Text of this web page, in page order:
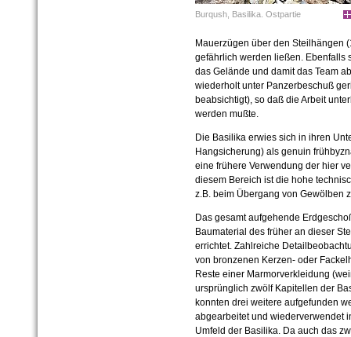
Burqush, Basilika. Ostpartie
Mauerzügen über den Steilhängen
gefährlich werden ließen. Ebenfalls
das Gelände und damit das Team
wiederholt unter Panzerbeschuß
beabsichtigt), so daß die Arbeit
werden mußte.
Die Basilika erwies sich in ihren
Hangsicherung) als genuin
eine frühere Verwendung der hier
diesem Bereich ist die hohe
z.B. beim Übergang von Gewölben
Das gesamt aufgehende
Baumaterial des früher an dieser
errichtet. Zahlreiche
von bronzenen Kerzen- oder
Reste einer Marmorverkleidung
ursprünglich zwölf Kapitellen der
konnten drei weitere aufgefunden
abgearbeitet und wiederverwendet
Umfeld der Basilika. Da auch das